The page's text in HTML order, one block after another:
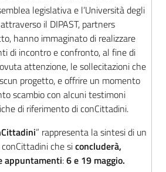
legislativa e l’Università degli
il DIPAST, partners
hanno immaginato di realizzare
di incontro e confronto, al fine di
attenzione, le sollecitazioni che
progetto, e offrire un momento
scambio con alcuni testimoni
di riferimento di conCittadini.
” rappresenta la sintesi di un
che siconcluderà,
appuntamenti:6 e 19 maggio.